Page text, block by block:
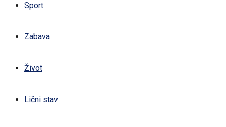
Sport
Zabava
Život
Lični stav